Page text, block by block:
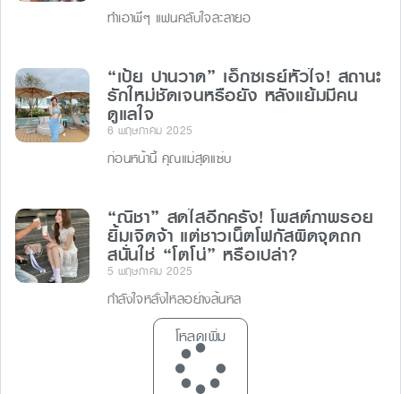
ทำเอาพี่ๆ แฟนคลับใจละลายอ
“เป้ย ปานวาด” เอ็กซเรย์หัวใจ! สถานะ
รักใหม่ชัดเจนหรือยัง หลังแย้มมีคน
ดูแลใจ
6 พฤษภาคม 2025
ก่อนหน้านี้ คุณแม่สุดแซ่บ
“ณิชา” สดใสอีกครั้ง! โพสต์ภาพรอย
ยิ้มเจิดจ้า แต่ชาวเน็ตโฟกัสผิดจุดถก
สนั่นใช่ “โตโน่” หรือเปล่า?
5 พฤษภาคม 2025
กำลังใจหลั่งไหลอย่างล้นหล
โหลดเพิ่ม